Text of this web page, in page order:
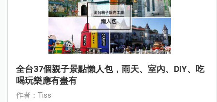
全台37個親子景點懶人包，雨天、室內、DIY、吃
喝玩樂應有盡有
作者：Tiss